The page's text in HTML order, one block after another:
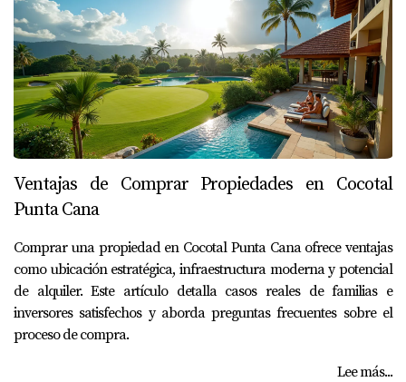
Ventajas de Comprar Propiedades en Cocotal
Punta Cana
Comprar una propiedad en Cocotal Punta Cana ofrece ventajas
como ubicación estratégica, infraestructura moderna y potencial
de alquiler. Este artículo detalla casos reales de familias e
inversores satisfechos y aborda preguntas frecuentes sobre el
proceso de compra.
Lee más...